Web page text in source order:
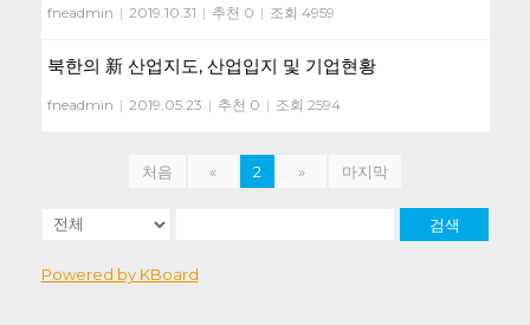
fneadmin | 2019.10.31 | 추천 0 | 조회 4959
북한의 新 산업지도, 산업입지 및 기업현황
fneadmin | 2019.05.23 | 추천 0 | 조회 2594
처음 « 2 » 마지막
검색
Powered by KBoard